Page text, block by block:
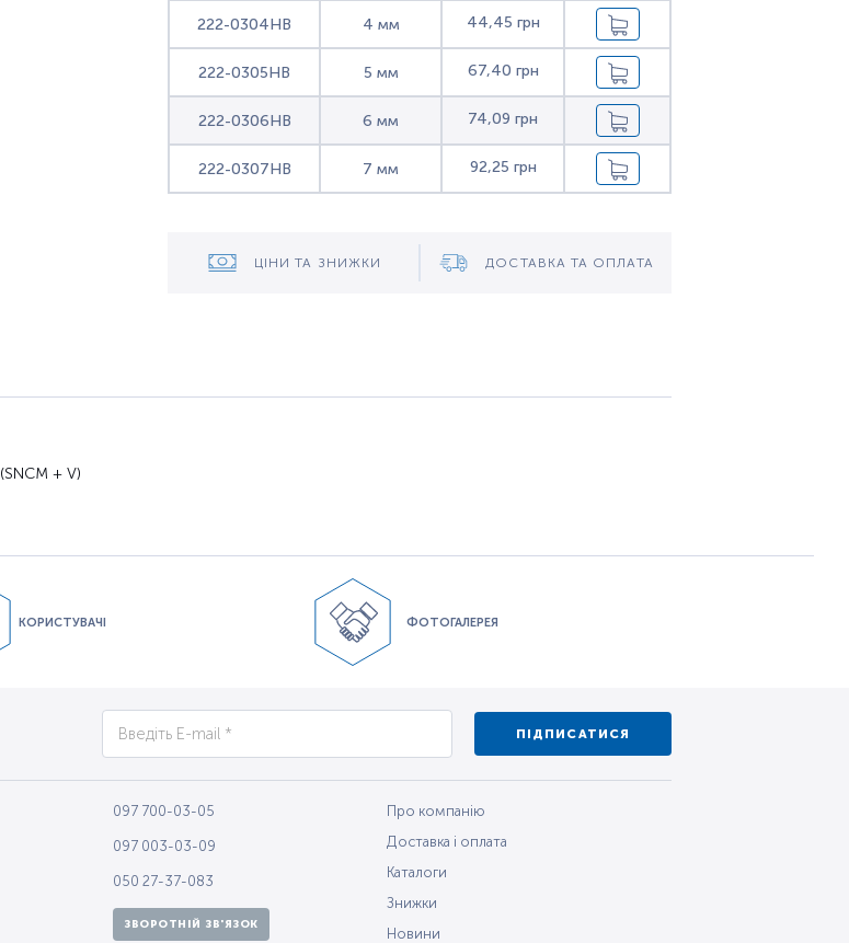
222-0304HB 4 мм 44,45 грн
222-0305HB 5 мм 67,40 грн
222-0306HB 6 мм 74,09 грн
222-0307HB 7 мм 92,25 грн
ЦІНИ ТА ЗНИЖКИ ДОСТАВКА ТА ОПЛАТА
(SNCM + V)
КОРИСТУВАЧІ ФОТОГАЛЕРЕЯ
ПІДПИСАТИСЯ
097 700-03-05
097 003-03-09
050 27-37-083
ЗВОРОТНІЙ ЗВ'ЯЗОК
Про компанію
Доставка і оплата
Каталоги
Знижки
Новини